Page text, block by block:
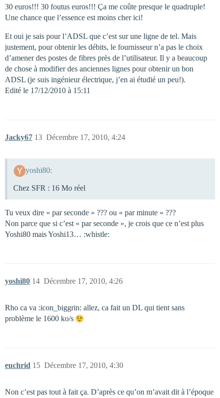
30 euros!!! 30 foutus euros!!! Ça me coûte presque le quadruple!
Une chance que l’essence est moins cher ici!
Et oui je sais pour l’ADSL que c’est sur une ligne de tel. Mais
justement, pour obtenir les débits, le fournisseur n’a pas le choix
d’amener des postes de fibres près de l’utilisateur. Il y a beaucoup
de chose à modifier des anciennes lignes pour obtenir un bon
ADSL (je suis ingénieur électrique, j’en ai étudié un peu!).
Edité le 17/12/2010 à 15:11
Jacky67 Décembre 17, 2010, 4:24
13
yoshi80:
Chez SFR : 16 Mo réel
Tu veux dire « par seconde » ??? ou « par minute » ???
Non parce que si c’est « par seconde », je crois que ce n’est plus
Yoshi80 mais Yoshi13… :whistle:
yoshi80 Décembre 17, 2010, 4:26
14
Rho ca va :icon_biggrin: allez, ca fait un DL qui tient sans
problème le 1600 ko/s
euchrid Décembre 17, 2010, 4:30
15
Non c’est pas tout à fait ça. D’après ce qu’on m’avait dit à l’époque